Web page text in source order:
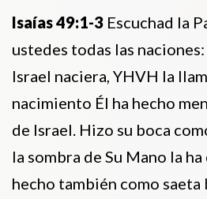
Isaías 49:1-3 Escuchad la
ustedes todas las
Israel naciera, YHVH la
nacimiento Él ha hecho
de Israel. Hizo su boca
la sombra de Su Mano la
hecho también como saeta